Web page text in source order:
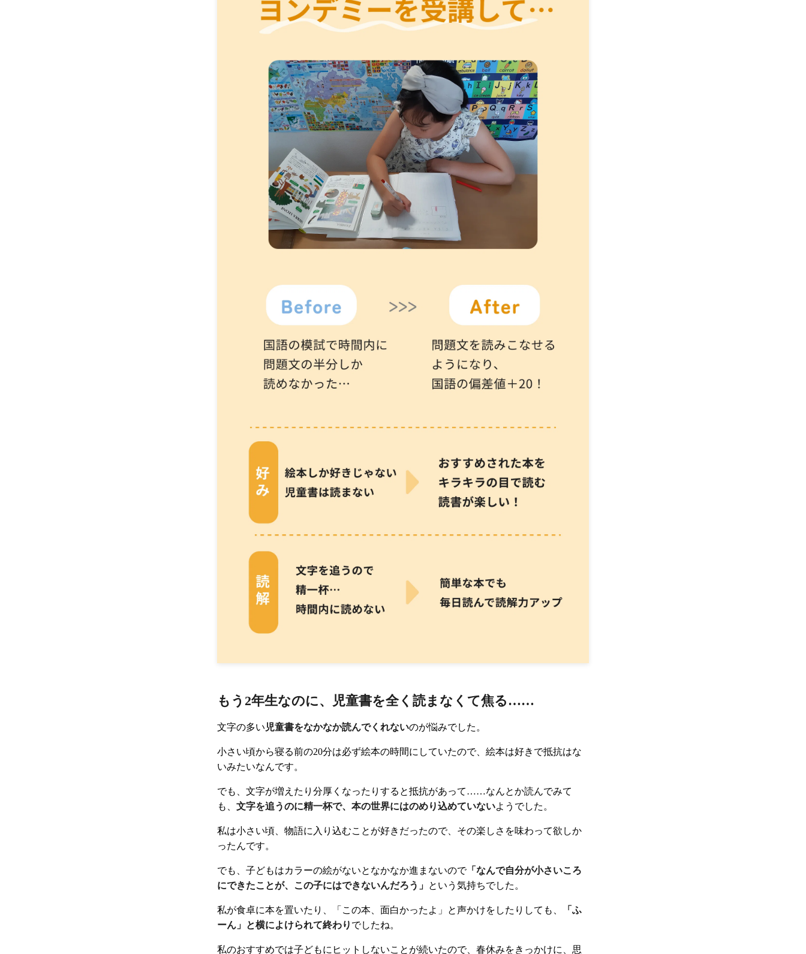
もう2年生なのに、児童書を全く読まなくて焦る……
文字の多い 児童書をなかなか読んでくれないのが悩みでした。
小さい頃から寝る前の20分は必ず絵本の時間にしていたので、絵本は好きで抵抗はな
いみたいなんです。
でも、文字が増えたり分厚くなったりすると抵抗があって……なんとか読んでみて
も、 文字を追うのに精一杯で、本の世界にはのめり込めていないようでした。
私は小さい頃、物語に入り込むことが好きだったので、その楽しさを味わって欲しか
ったんです。
でも、子どもはカラーの絵がないとなかなか進まないので「なんで自分が小さいころ
にできたことが、この子にはできないんだろう」 という気持ちでした。
私が食卓に本を置いたり、「この本、面白かったよ」と声かけをしたりしても、
「ふ
ーん」と横によけられて終わり でしたね。
私のおすすめでは子どもにヒットしないことが続いたので、春休みをきっかけに、思